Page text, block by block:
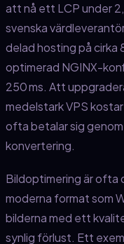
att nå ett LCP under
svenska
delad hosting på cirka
optimerad NGINX-
250 ms. Att
medelstark VPS
ofta betalar sig
konvertering.
Bildoptimering är ofta
moderna format som
bilderna med ett
synlig förlust. Ett